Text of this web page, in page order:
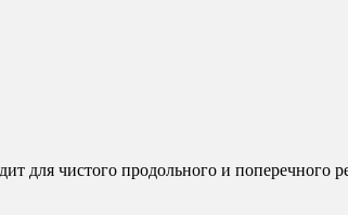
для чистого продольного и поперечного